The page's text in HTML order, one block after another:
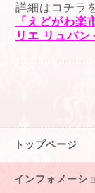
詳細はコチラ
「えどがわ
リエ リュバ
トップページ
インフォメーシ